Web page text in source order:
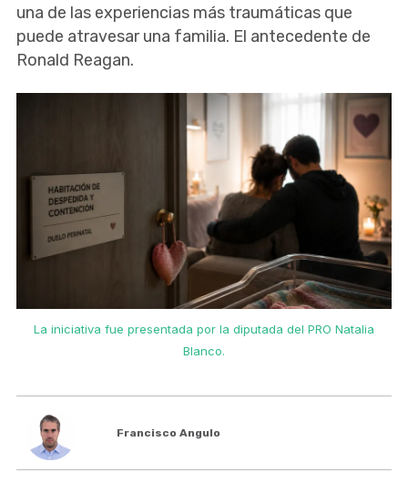
una de las experiencias más traumáticas que
puede atravesar una familia. El antecedente de
Ronald Reagan.
La iniciativa fue presentada por la diputada del PRO Natalia
Blanco.
Francisco Angulo